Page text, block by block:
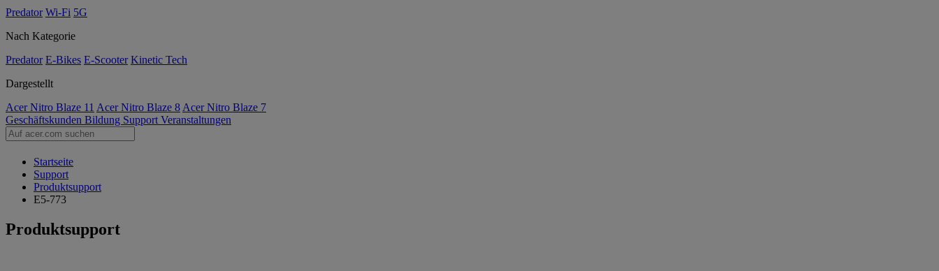
Predator Wi-Fi 5G
Nach Kategorie
Predator E-Bikes E-Scooter Kinetic Tech
Dargestellt
Acer Nitro Blaze 11 Acer Nitro Blaze 8 Acer Nitro Blaze 7
Geschäftskunden Bildung Support Veranstaltungen
Startseite
Support
Produktsupport
E5-773
Produktsupport